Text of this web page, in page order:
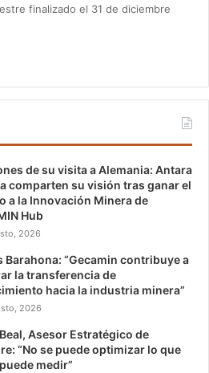
finalizado el 31 de diciembre
de su visita a Alemania: Antara
comparten su visión tras ganar el
a la Innovación Minera de
Hub
2026
Barahona: “Gecamin contribuye a
la transferencia de
hacia la industria minera”
2026
Asesor Estratégico de
“No se puede optimizar lo que
medir”